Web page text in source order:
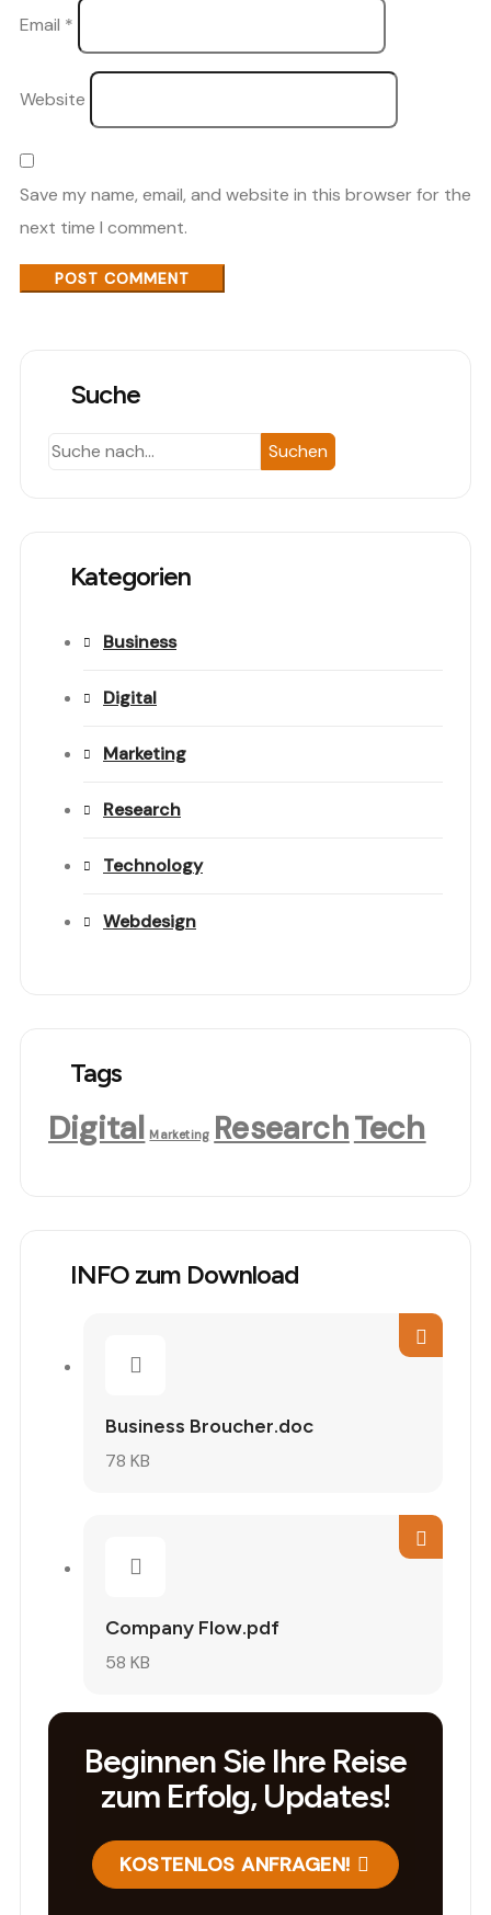
Email *
Website
Save my name, email, and website in this browser for the
next time I comment.
Suche
Search Suchen
Kategorien
Business
Digital
Marketing
Research
Technology
Webdesign
Tags
Digital Marketing ResearchTech
INFO zum Download
Business Broucher.doc
78 KB
Company Flow.pdf
58 KB
Beginnen Sie Ihre Reise
zum Erfolg, Updates!
KOSTENLOS ANFRAGEN!